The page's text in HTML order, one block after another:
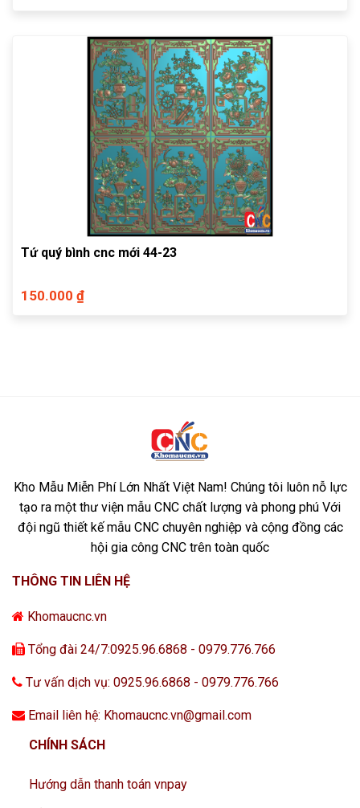
Tứ quý bình cnc mới 44-23
150.000 ₫
Kho Mẫu Miễn Phí Lớn Nhất Việt Nam! Chúng tôi luôn nỗ lực
tạo ra một thư viện mẫu CNC chất lượng và phong phú Với
đội ngũ thiết kế mẫu CNC chuyên nghiệp và cộng đồng các
hội gia công CNC trên toàn quốc
THÔNG TIN LIÊN HỆ
Khomaucnc.vn
Tổng đài 24/7:0925.96.6868 - 0979.776.766
Tư vấn dịch vụ: 0925.96.6868 - 0979.776.766
Email liên hệ: Khomaucnc.vn@gmail.com
CHÍNH SÁCH
Hướng dẫn thanh toán vnpay